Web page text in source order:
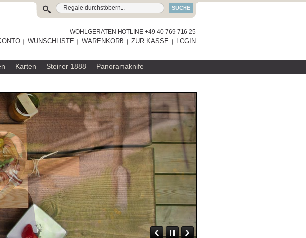
SUCHE
WOHLGERATEN HOTLINE +49 40 769 716 25
WUNSCHLISTE WARENKORB ZUR KASSE LOGIN
Karten Steiner 1888 Panoramaknife
RAUMGESTALT
SERVIERBRETT
ZUM PRODUKT